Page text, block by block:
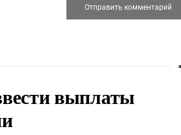
выплаты